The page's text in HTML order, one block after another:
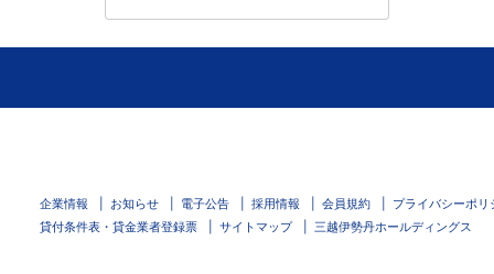
企業情報 お知らせ 電子公告 採用情報 会員規約
プライバシーポリ
貸付条件表・貸金業者登録票
サイトマップ 三越伊勢丹ホールディングス